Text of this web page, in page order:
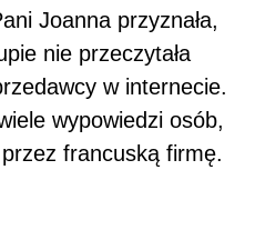
Joanna przyznała,
nie przeczytała
w internecie.
wypowiedzi osób,
francuską firmę.